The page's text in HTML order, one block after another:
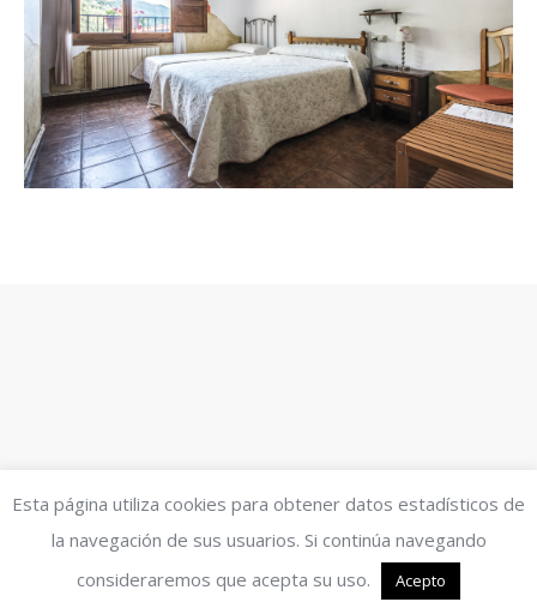
Esta página utiliza cookies para obtener datos estadísticos de
la navegación de sus usuarios. Si continúa navegando
consideraremos que acepta su uso.
Acepto